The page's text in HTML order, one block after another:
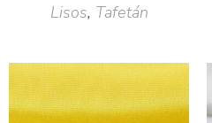
Lisos, Tafetán